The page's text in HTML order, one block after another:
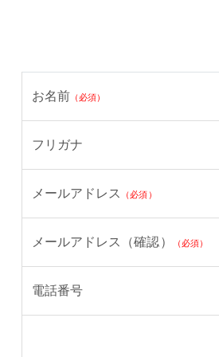
お名前 （必須）
フリガナ
メールアドレス （必須）
メールアドレス（確認） （必須）
電話番号